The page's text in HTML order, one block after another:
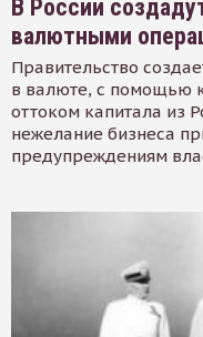
В России
валютными
Правительство
в валюте, с помощью
оттоком капитала из
нежелание бизнеса
предупреждениям